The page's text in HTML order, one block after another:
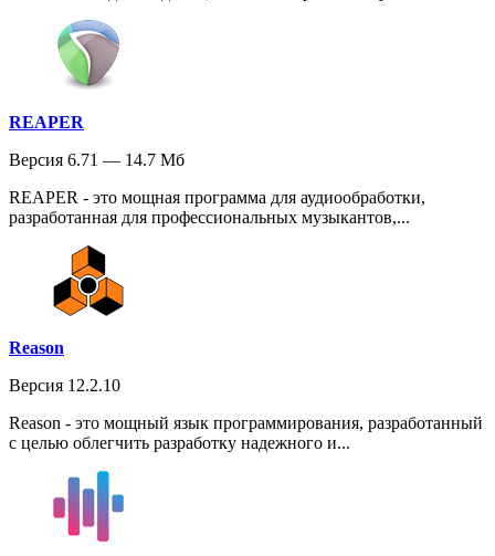
REAPER
Версия 6.71 — 14.7 Мб
REAPER - это мощная программа для аудиообработки,
разработанная для профессиональных музыкантов,...
Reason
Версия 12.2.10
Reason - это мощный язык программирования, разработанный
с целью облегчить разработку надежного и...